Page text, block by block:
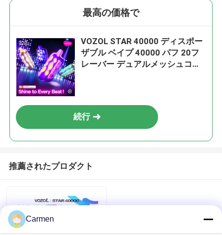
最高の価格で
VOZOL STAR 40000 ディスポー
ザブル ベイプ 40000 パフ 20フ
レーバー デュアルメッシュコイ
続行
推薦されたプロダクト
Carmen